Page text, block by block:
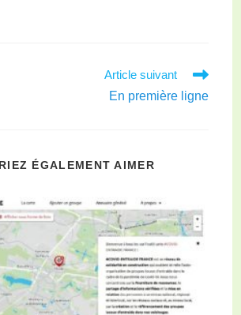
Article suivant
En première ligne
ÉGALEMENT AIMER